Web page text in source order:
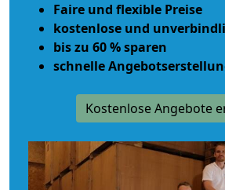
Faire und flexible Preise
kostenlose und
bis zu 60 % sparen
schnelle
Kostenlose Angebote